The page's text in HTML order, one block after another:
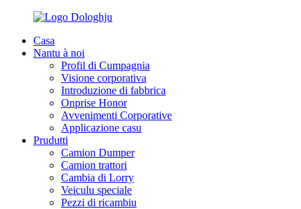
Casa
Nantu à noi
Profil di Cumpagnia
Visione corporativa
Introduzione di fabbrica
Onprise Honor
Avvenimenti Corporative
Applicazione casu
Prudutti
Camion Dumper
Camion trattori
Cambia di Lorry
Veiculu speciale
Pezzi di ricambiu